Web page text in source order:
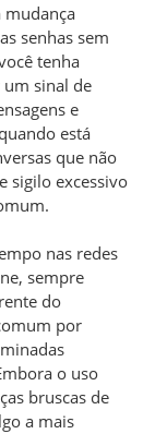
mudança
senhas sem
tenha
um sinal de
e
está
que não
sigilo excessivo
nas redes
sempre
do
por
o uso
bruscas de
a mais